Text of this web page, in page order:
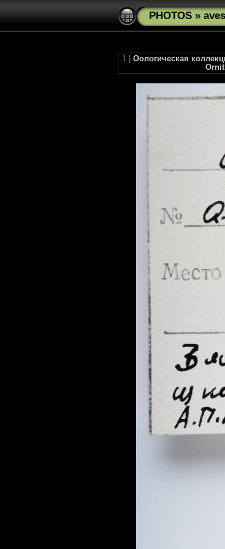
PHOTOS » aves
1 | Оологическая